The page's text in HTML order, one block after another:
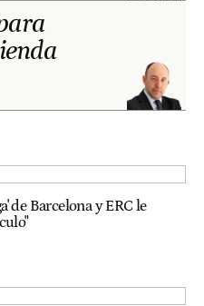
de Barcelona y ERC le